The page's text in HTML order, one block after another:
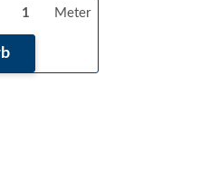
Meter